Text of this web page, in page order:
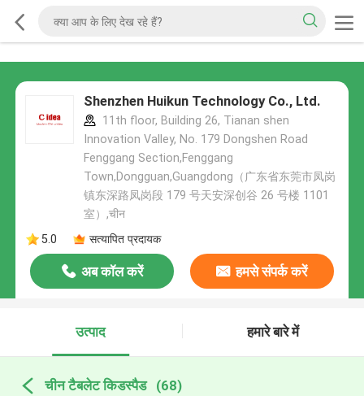
Shenzhen Huikun Technology Co., Ltd.
11th floor, Building 26, Tianan shen
Innovation Valley, No. 179 Dongshen Road
Fenggang Section,Fenggang
Town,Dongguan,Guangdong（广东省东莞市凤岗
镇东深路凤岗段 179 号天安深创谷 26 号楼 1101
室）,चीन
5.0
सत्यापित प्रदायक
अब कॉल करें हमसे संपर्क करें
उत्पाद हमारे बारे में
चीन टैबलेट किडस्पैड (68)